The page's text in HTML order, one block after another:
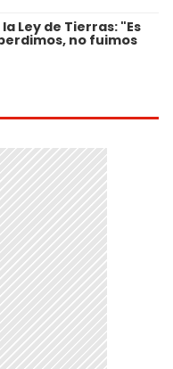
Ley de Tierras: "Es
no fuimos